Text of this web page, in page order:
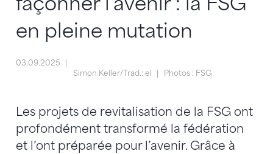
en pleine mutation
03.09.2025
Simon Keller/Trad.: el
Photos : FSG
Les projets de revitalisation de la FSG ont
profondément transformé la fédération
et l’ont préparée pour l’avenir. Grâce à